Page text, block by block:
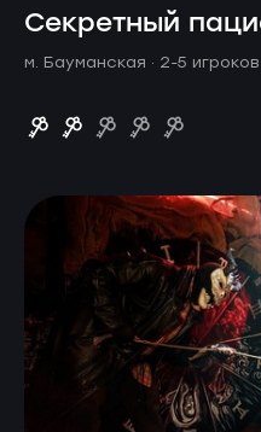
Секретный
м. Бауманская · 2-5